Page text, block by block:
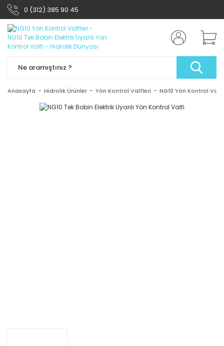
0 (312) 385 90 45
Anasayfa Hidrolik Ürünler Yön Kontrol Valfleri NG10 Yön Kontrol